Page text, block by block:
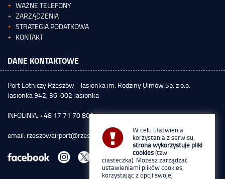
WAŻNE TELEFONY
ZARZĄDZENIA
STRATEGIA PODATKOWA
KONTAKT
DANE KONTAKTOWE
Port Lotniczy Rzeszów - Jasionka im. Rodziny Ulmów Sp. z o.o.
Jasionka 942, 36-002 Jasionka
INFOLINIA: +48 17 71 70 800
email: rzeszowairport@rzeszowairport.pl
W celu ułatwienia
korzystania z serwisu,
strona wykorzystuje pliki
cookies(tzw.
ciasteczka). Możesz zarządzać
ustawieniami plików cookies,
korzystając z opcji swojej